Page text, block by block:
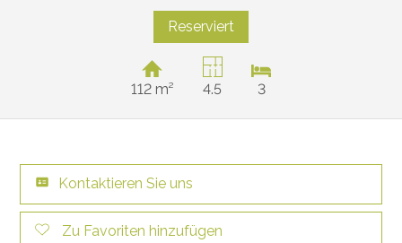
Reserviert
112 m² 4.5 3
Kontaktieren Sie uns
Zu Favoriten hinzufügen